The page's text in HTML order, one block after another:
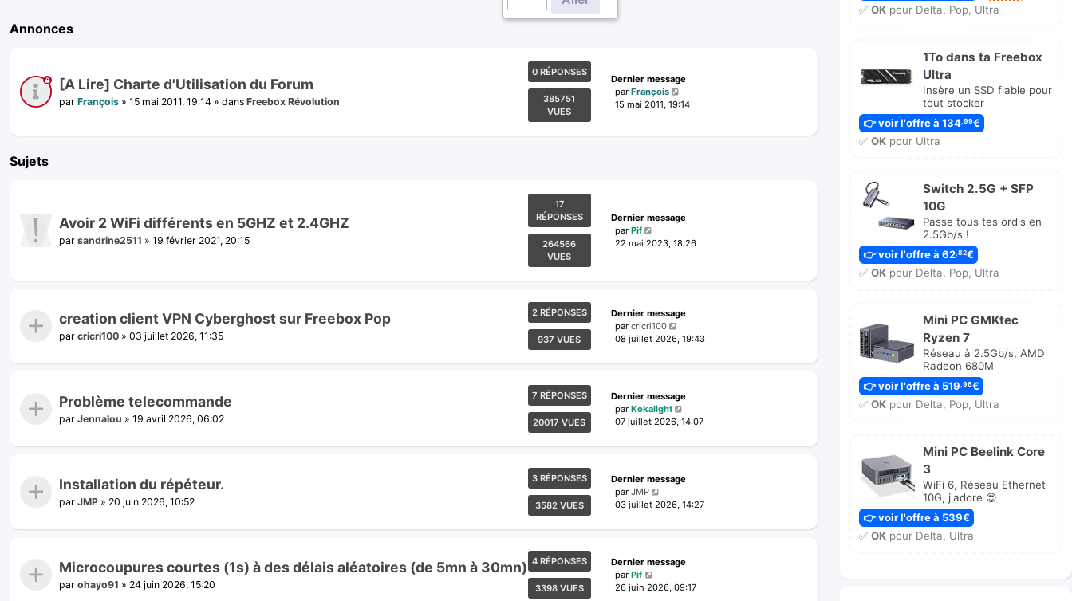
Annonces
[A Lire] Charte d'Utilisation du Forum
par François » 15 mai 2011, 19:14 » dans Freebox Révolution
0 RÉPONSES
385751
VUES
Dernier message
par François
15 mai 2011, 19:14
Sujets
Avoir 2 WiFi différents en 5GHZ et 2.4GHZ
par sandrine2511 » 19 février 2021, 20:15
17
RÉPONSES
264566
VUES
Dernier message
par Pif
22 mai 2023, 18:26
creation client VPN Cyberghost sur Freebox Pop
par cricri100 » 03 juillet 2026, 11:35
2 RÉPONSES
937 VUES
Dernier message
par cricri100
08 juillet 2026, 19:43
Problème telecommande
par Jennalou » 19 avril 2026, 06:02
7 RÉPONSES
20017 VUES
Dernier message
par Kokalight
07 juillet 2026, 14:07
Installation du répéteur.
par JMP » 20 juin 2026, 10:52
3 RÉPONSES
3582 VUES
Dernier message
par JMP
03 juillet 2026, 14:27
Microcoupures courtes (1s) à des délais aléatoires (de 5mn à 30mn)
par ohayo91 » 24 juin 2026, 15:20
4 RÉPONSES
3398 VUES
Dernier message
par Pif
26 juin 2026, 09:17
✅ OKpour Delta, Pop, Ultra
1To dans ta Freebox
Ultra
Insère un SSD fiable pour
tout stocker
👉 voir l'offre à 134 ,99€
✅ OKpour Ultra
Switch 2.5G + SFP
10G
Passe tous tes ordis en
2.5Gb/s !
👉 voir l'offre à 62,82€
✅ OKpour Delta, Pop, Ultra
Mini PC GMKtec
Ryzen 7
Réseau à 2.5Gb/s, AMD
Radeon 680M
👉 voir l'offre à 519,96€
✅ OKpour Delta, Pop, Ultra
Mini PC Beelink Core
3
WiFi 6, Réseau Ethernet
10G, j'adore 😍
👉 voir l'offre à 539€
✅ OKpour Delta, Ultra